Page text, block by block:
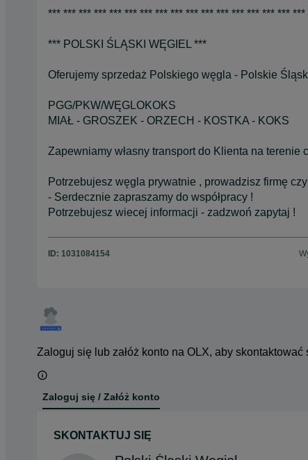
*** *** *** *** *** *** *** *** *** *** *** *** *** *** *** ***
*** POLSKI ŚLĄSKI WĘGIEL ***
Oferujemy sprzedaż Polskiego węgla - Polskie
PGG/PKW/WĘGLOKOKS
MIAŁ - GROSZEK - ORZECH - KOSTKA - KOKS
Zapewniamy własny transport do Klienta na terenie
Potrzebujesz węgla prywatnie , prowadzisz firmę
- Serdecznie zapraszamy do współpracy !
Potrzebujesz wiecej informacji - zadzwoń zapytaj !
ID: 1031084154
Zaloguj się lub załóż konto na OLX, aby
Zaloguj się / Załóż konto
SKONTAKTUJ SIĘ